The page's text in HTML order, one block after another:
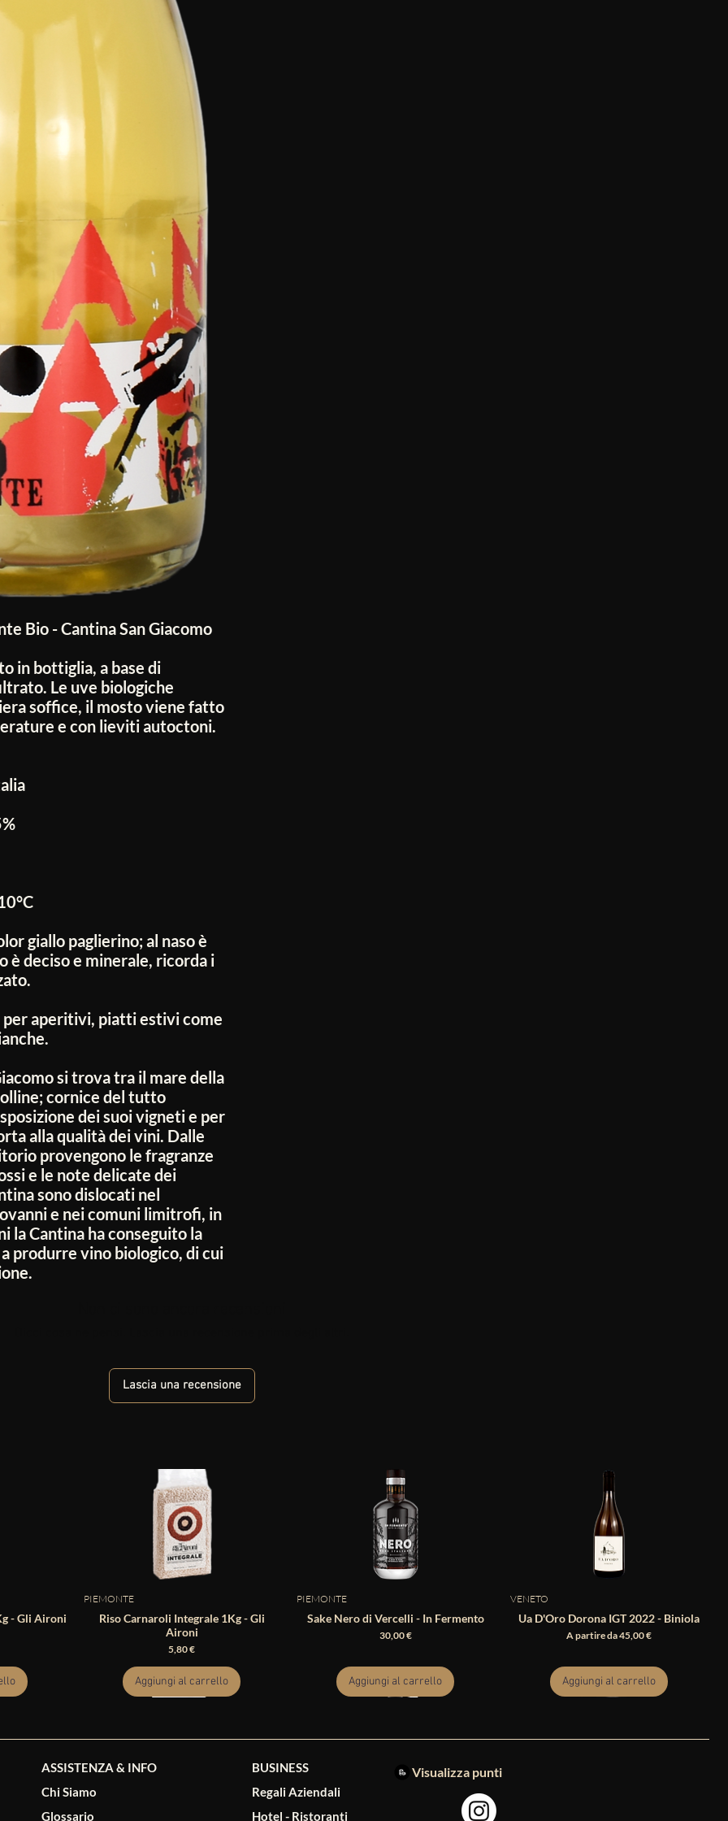
Bio - Cantina San Giacomo
in bottiglia, a base di
Le uve biologiche
soffice, il mosto viene fatto
e con lieviti autoctoni.
giallo paglierino; al naso è
è deciso e minerale, ricorda i
per aperitivi, piatti estivi come
si trova tra il mare della
cornice del tutto
dei suoi vigneti e per
alla qualità dei vini. Dalle
provengono le fragranze
e le note delicate dei
sono dislocati nel
e nei comuni limitrofi, in
la Cantina ha conseguito la
produrre vino biologico, di cui
Lascia una recensione
- Gli Aironi
PIEMONTE
Riso Carnaroli Integrale 1Kg - Gli
Aironi
Prezzo
5,80 €
Aggiungi al carrello
PIEMONTE
Sake Nero di Vercelli - In Fermento
Prezzo
30,00 €
Aggiungi al carrello
VENETO
Ua D'Oro Dorona IGT 2022 - Biniola
A partire da45,00 €
Prezzo scontato
Aggiungi al carrello
ASSISTENZA & INFO
Chi Siamo
Glossario
BUSINESS
Regali Aziendali
Hotel - Ristoranti
Visualizza punti